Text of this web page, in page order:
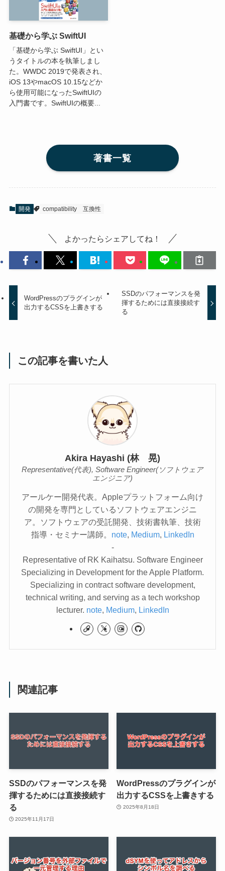
基礎から学ぶ SwiftUI
「基礎から学ぶ SwiftUI」とい
うタイトルの本を執筆しまし
た。WWDC 2019で発表され、
iOS 13やmacOS 10.15などか
ら使用可能になったSwiftUIの
入門書です。SwiftUIの概要...
著書一覧
開発 compatibility 互換性
よかったらシェアしてね！
WordPressのプラグインが
出力するCSSを上書きする
SSDのパフォーマンスを発
揮するためには直接接続す
る
この記事を書いた人
Akira Hayashi (林 晃)
Representative(代表), Software Engineer(ソフトウェア
エンジニア)
アールケー開発代表。Appleプラットフォーム向け
の開発を専門としているソフトウェアエンジニ
ア。ソフトウェアの受託開発、技術書執筆、技術
指導・セミナー講師。 note, Medium, LinkedIn
-
Representative of RK Kaihatsu. Software Engineer
Specializing in Development for the Apple Platform.
Specializing in contract software development,
technical writing, and serving as a tech workshop
lecturer. note, Medium, LinkedIn
関連記事
SSDのパフォーマンスを発
揮するためには直接接続す
る
2025年11月17日
WordPressのプラグインが
出力するCSSを上書きする
2025年8月18日